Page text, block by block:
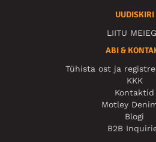
UUDISKIRI
LIITU
ABI &
Tühista ost ja
KKK
Kontaktid
Motley
Blogi
B2B